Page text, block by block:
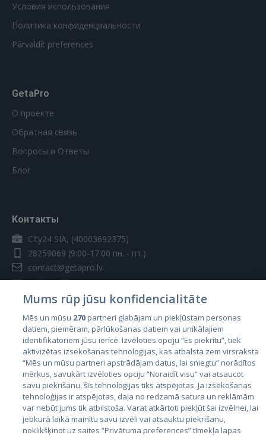
Условия использования
Политика конфиденциальности
Pārvaldīt preferences
GetaPro
О проекте
Обратная связь
Вопросы и Ответы
Блог
Контакты
City24 SIA, (40003692375)
28259069 (9:00-17:00 пн. - пт.)
contact@getapro.lv
Страны
Эстония
Латвия
Литва
Mums rūp jūsu konfidencialitāte
Mēs un mūsu 270partneri glabājam un piekļūstam personas
datiem, piemēram, pārlūkošanas datiem vai unikālajiem
identifikatoriem jūsu ierīcē. Izvēloties opciju “Es piekrītu”, tiek
aktivizētas izsekošanas tehnoloģijas, kas atbalsta zem virsraksta
“Mēs un mūsu partneri apstrādājam datus, lai sniegtu” norādītos
mērķus, savukārt izvēloties opciju “Noraidīt visu” vai atsaucot
savu piekrišanu, šīs tehnoloģijas tiks atspējotas. Ja izsekošanas
tehnoloģijas ir atspējotas, daļa no redzamā satura un reklāmām
var nebūt jums tik atbilstoša. Varat atkārtoti piekļūt šai izvēlnei, lai
jebkurā laikā mainītu savu izvēli vai atsauktu piekrišanu,
noklikšķinot uz saites “Privātuma preferences” tīmekļa lapas